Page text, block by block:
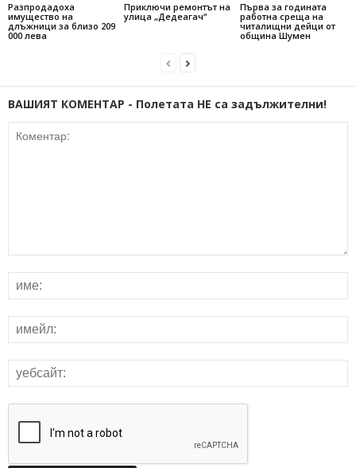
Разпродадоха
имущество на
длъжници за близо 209
000 лева
Приключи ремонтът на
улица „Дедеагач“
Първа за годината
работна среща на
читалищни дейци от
община Шумен
ВАШИЯТ КОМЕНТАР - Полетата НЕ са задължителни!